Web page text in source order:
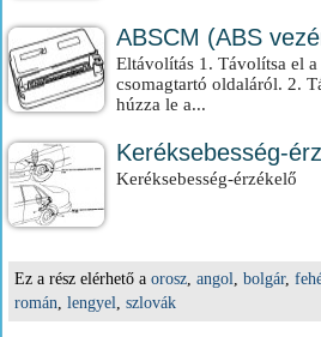
ABSCM (ABS
Eltávolítás 1. Távolítsa el
csomagtartó oldaláról. 2.
húzza le a...
Keréksebesség-
Keréksebesség-érzékelő
Ez a rész elérhető a orosz, angol, bolgár,
román, lengyel, szlovák